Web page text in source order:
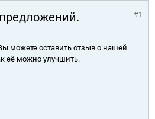
#1
можете оставить отзыв о нашей
её можно улучшить.